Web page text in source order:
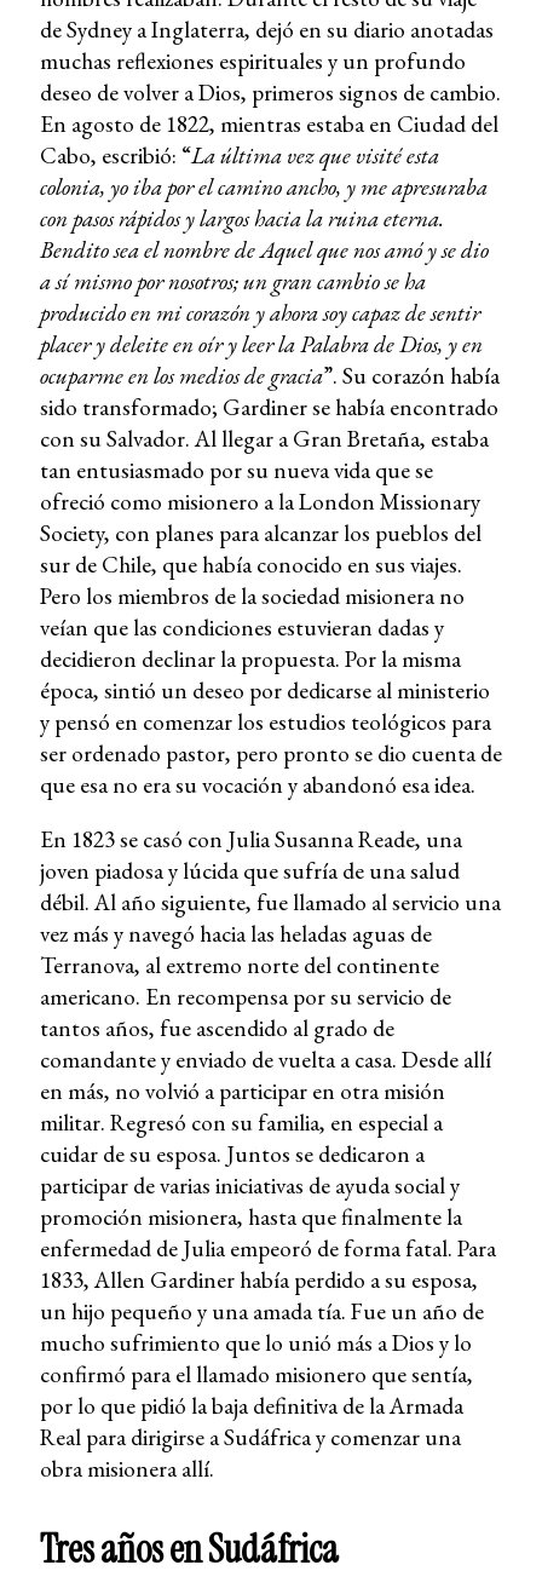
de Sydney a Inglaterra, dejó en su diario anotadas
muchas reflexiones espirituales y un profundo
deseo de volver a Dios, primeros signos de cambio.
En agosto de 1822, mientras estaba en Ciudad del
Cabo, escribió: “La última vez que visité esta
colonia, yo iba por el camino ancho, y me apresuraba
con pasos rápidos y largos hacia la ruina eterna.
Bendito sea el nombre de Aquel que nos amó y se dio
a sí mismo por nosotros; un gran cambio se ha
producido en mi corazón y ahora soy capaz de sentir
placer y deleite en oír y leer la Palabra de Dios, y en
ocuparme en los medios de gracia”. Su corazón había
sido transformado; Gardiner se había encontrado
con su Salvador. Al llegar a Gran Bretaña, estaba
tan entusiasmado por su nueva vida que se
ofreció como misionero a la London Missionary
Society, con planes para alcanzar los pueblos del
sur de Chile, que había conocido en sus viajes.
Pero los miembros de la sociedad misionera no
veían que las condiciones estuvieran dadas y
decidieron declinar la propuesta. Por la misma
época, sintió un deseo por dedicarse al ministerio
y pensó en comenzar los estudios teológicos para
ser ordenado pastor, pero pronto se dio cuenta de
que esa no era su vocación y abandonó esa idea.
En 1823 se casó con Julia Susanna Reade, una
joven piadosa y lúcida que sufría de una salud
débil. Al año siguiente, fue llamado al servicio una
vez más y navegó hacia las heladas aguas de
Terranova, al extremo norte del continente
americano. En recompensa por su servicio de
tantos años, fue ascendido al grado de
comandante y enviado de vuelta a casa. Desde allí
en más, no volvió a participar en otra misión
militar. Regresó con su familia, en especial a
cuidar de su esposa. Juntos se dedicaron a
participar de varias iniciativas de ayuda social y
promoción misionera, hasta que finalmente la
enfermedad de Julia empeoró de forma fatal. Para
1833, Allen Gardiner había perdido a su esposa,
un hijo pequeño y una amada tía. Fue un año de
mucho sufrimiento que lo unió más a Dios y lo
confirmó para el llamado misionero que sentía,
por lo que pidió la baja definitiva de la Armada
Real para dirigirse a Sudáfrica y comenzar una
obra misionera allí.
Tres años en Sudáfrica